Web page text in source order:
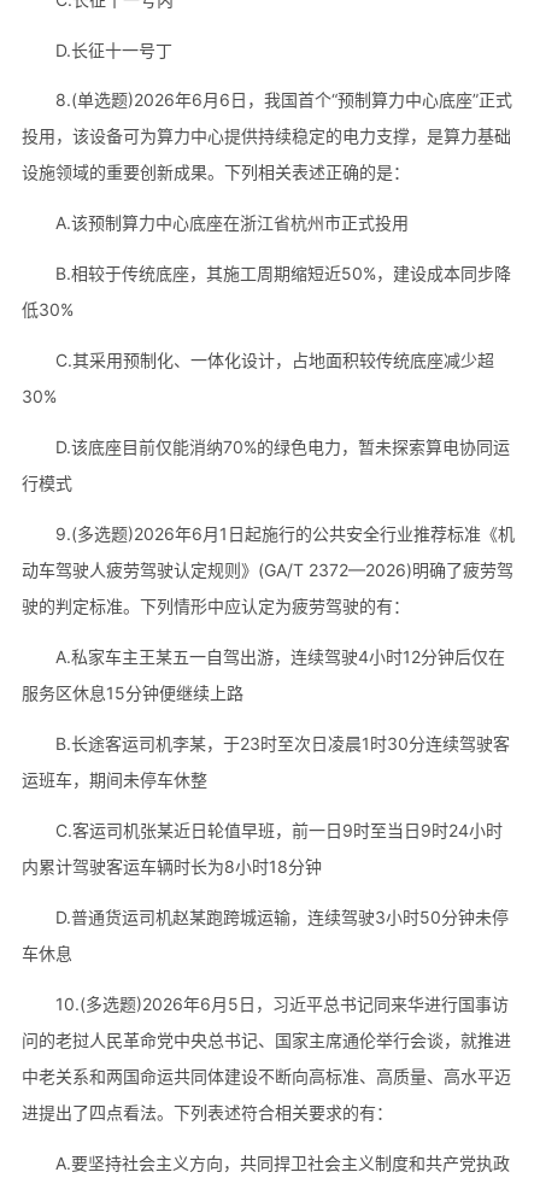
D.长征十一号丁
8.(单选题)2026年6月6日，我国首个“预制算力中心底座”正式
投用，该设备可为算力中心提供持续稳定的电力支撑，是算力基础
设施领域的重要创新成果。下列相关表述正确的是：
A.该预制算力中心底座在浙江省杭州市正式投用
B.相较于传统底座，其施工周期缩短近50%，建设成本同步降
低30%
C.其采用预制化、一体化设计，占地面积较传统底座减少超
30%
D.该底座目前仅能消纳70%的绿色电力，暂未探索算电协同运
行模式
9.(多选题)2026年6月1日起施行的公共安全行业推荐标准《机
动车驾驶人疲劳驾驶认定规则》(GA/T 2372—2026)明确了疲劳驾
驶的判定标准。下列情形中应认定为疲劳驾驶的有：
A.私家车主王某五一自驾出游，连续驾驶4小时12分钟后仅在
服务区休息15分钟便继续上路
B.长途客运司机李某，于23时至次日凌晨1时30分连续驾驶客
运班车，期间未停车休整
C.客运司机张某近日轮值早班，前一日9时至当日9时24小时
内累计驾驶客运车辆时长为8小时18分钟
D.普通货运司机赵某跑跨城运输，连续驾驶3小时50分钟未停
车休息
10.(多选题)2026年6月5日，习近平总书记同来华进行国事访
问的老挝人民革命党中央总书记、国家主席通伦举行会谈，就推进
中老关系和两国命运共同体建设不断向高标准、高质量、高水平迈
进提出了四点看法。下列表述符合相关要求的有：
A.要坚持社会主义方向，共同捍卫社会主义制度和共产党执政